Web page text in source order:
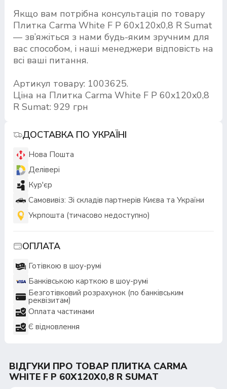
Якщо вам потрібна консультація по товару
Плитка Carma White F P 60x120x0,8 R Sumat
— зв’яжіться з нами будь-яким зручним для
вас способом, і наші менеджери відповість на
всі ваші питання.
Артикул товару: 1003625.
Ціна на Плитка Carma White F P 60x120x0,8
R Sumat: 929 грн
ДОСТАВКА ПО УКРАЇНІ
Нова Пошта
Делівері
Кур'єр
Самовивіз: Зі складів партнерів Києва та України
Укрпошта (тичасово недоступно)
ОПЛАТА
Готівкою в шоу-румі
Банківською карткою в шоу-румі
Безготівковий розрахунок (по банківським
реквізитам)
Оплата частинами
Є відновлення
ВІДГУКИ ПРО ТОВАР ПЛИТКА CARMA
WHITE F P 60X120X0,8 R SUMAT